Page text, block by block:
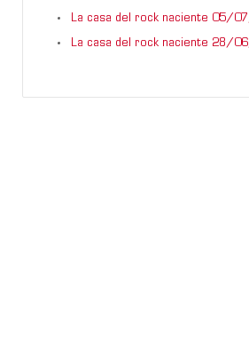
La casa del rock naciente 05/
La casa del rock naciente 28/